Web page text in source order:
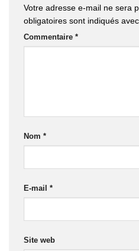
Votre adresse e-mail ne sera
obligatoires sont indiqués avec
Commentaire *
Nom *
E-mail *
Site web